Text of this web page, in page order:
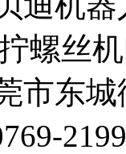
螺丝
市东